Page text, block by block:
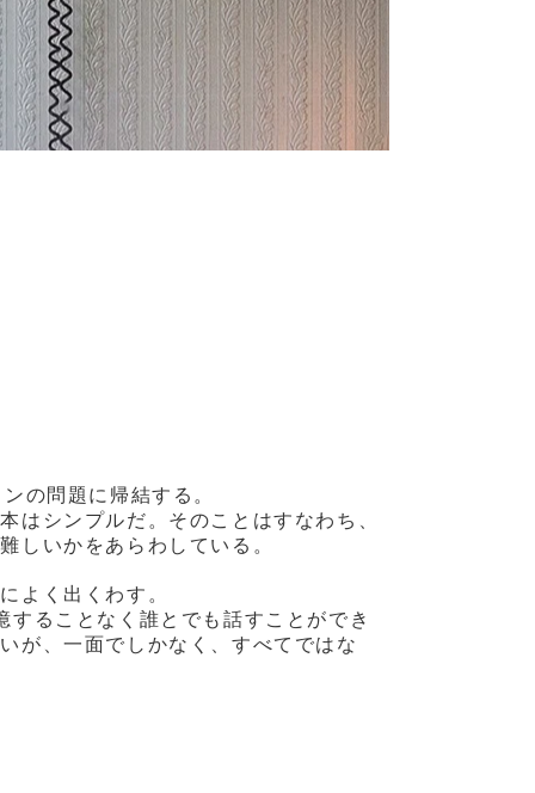
の問題に帰結する。
はシンプルだ。そのことはすなわち、
しいかをあらわしている。
よく出くわす。
ることなく誰とでも話すことができ
が、一面でしかなく、すべてではな